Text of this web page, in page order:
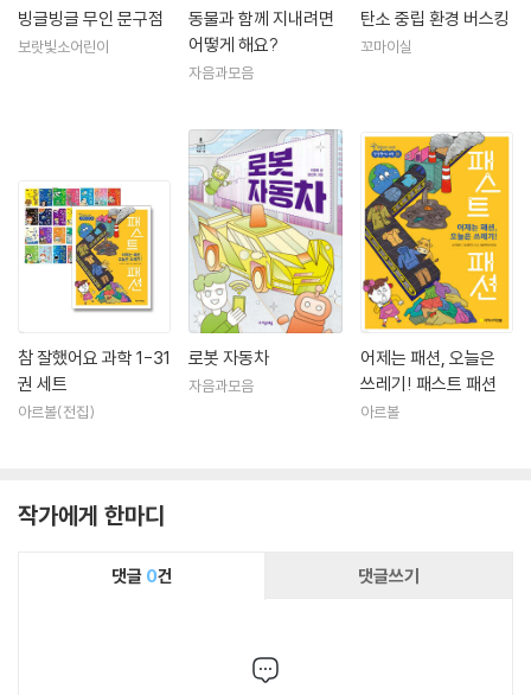
빙글빙글 무인 문구점
보랏빛소어린이
동물과 함께 지내려면
어떻게 해요?
자음과모음
탄소 중립 환경 버스킹
꼬마이실
참 잘했어요 과학 1-31
권 세트
아르볼(전집)
로봇 자동차
자음과모음
어제는 패션, 오늘은
쓰레기! 패스트 패션
아르볼
작가에게 한마디
댓글 0건 댓글쓰기